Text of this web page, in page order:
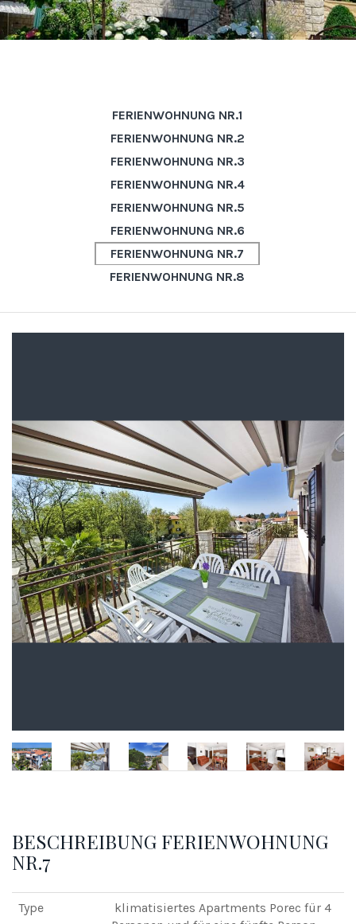
FERIENWOHNUNG NR.1
FERIENWOHNUNG NR.2
FERIENWOHNUNG NR.3
FERIENWOHNUNG NR.4
FERIENWOHNUNG NR.5
FERIENWOHNUNG NR.6
FERIENWOHNUNG NR.7
FERIENWOHNUNG NR.8
BESCHREIBUNG FERIENWOHNUNG
NR.7
Type
klimatisiertes Apartments Porec für 4